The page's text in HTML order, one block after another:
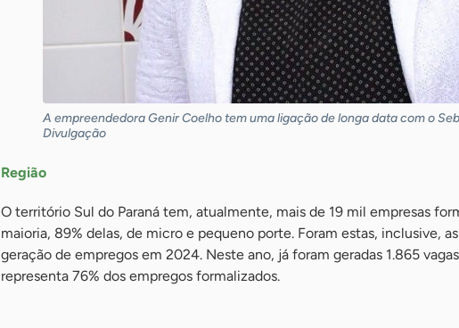
A empreendedora Genir Coelho tem uma ligação de longa data com o
Divulgação
Região
O território Sul do Paraná tem, atualmente, mais de 19 mil empresas
maioria, 89% delas, de micro e pequeno porte. Foram estas, inclusive,
geração de empregos em 2024. Neste ano, já foram geradas 1.865
representa 76% dos empregos formalizados.